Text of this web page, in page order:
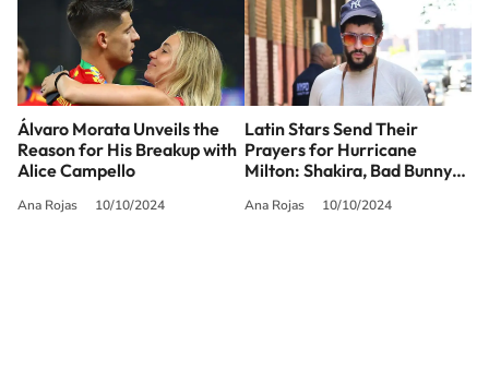
Álvaro Morata Unveils the
Reason for His Breakup with
Alice Campello
Ana Rojas 10/10/2024
Latin Stars Send Their
Prayers for Hurricane
Milton: Shakira, Bad Bunny…
Ana Rojas 10/10/2024